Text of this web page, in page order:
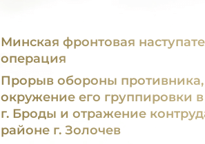
Минская фронтовая наступательная
операция
Прорыв обороны противника,
окружение его группировки
г. Броды и отражение
районе г. Золочев